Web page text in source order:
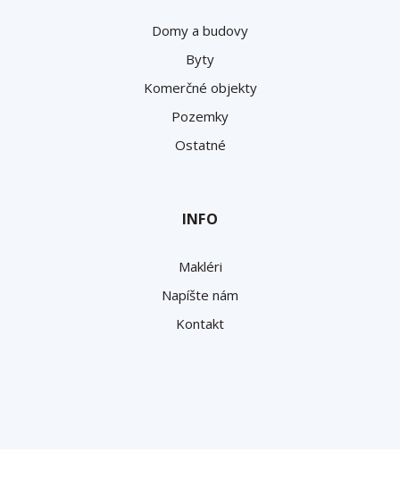
Domy a budovy
Byty
Komerčné objekty
Pozemky
Ostatné
INFO
Makléri
Napíšte nám
Kontakt